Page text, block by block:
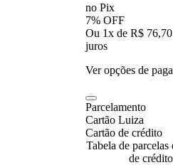
no Pix
7% OFF
Ou 1x de R$
juros
Ver opções de
Parcelamento
Cartão Luiza
Cartão de crédito
Tabela de parcelas
de crédito